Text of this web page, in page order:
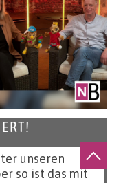
unseren
so ist das mit